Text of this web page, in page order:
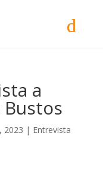
a
Bustos
2023 | Entrevista